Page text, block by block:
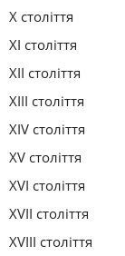
X століття
XI століття
XII століття
XIII століття
XIV століття
XV століття
XVI століття
XVII століття
XVIII століття